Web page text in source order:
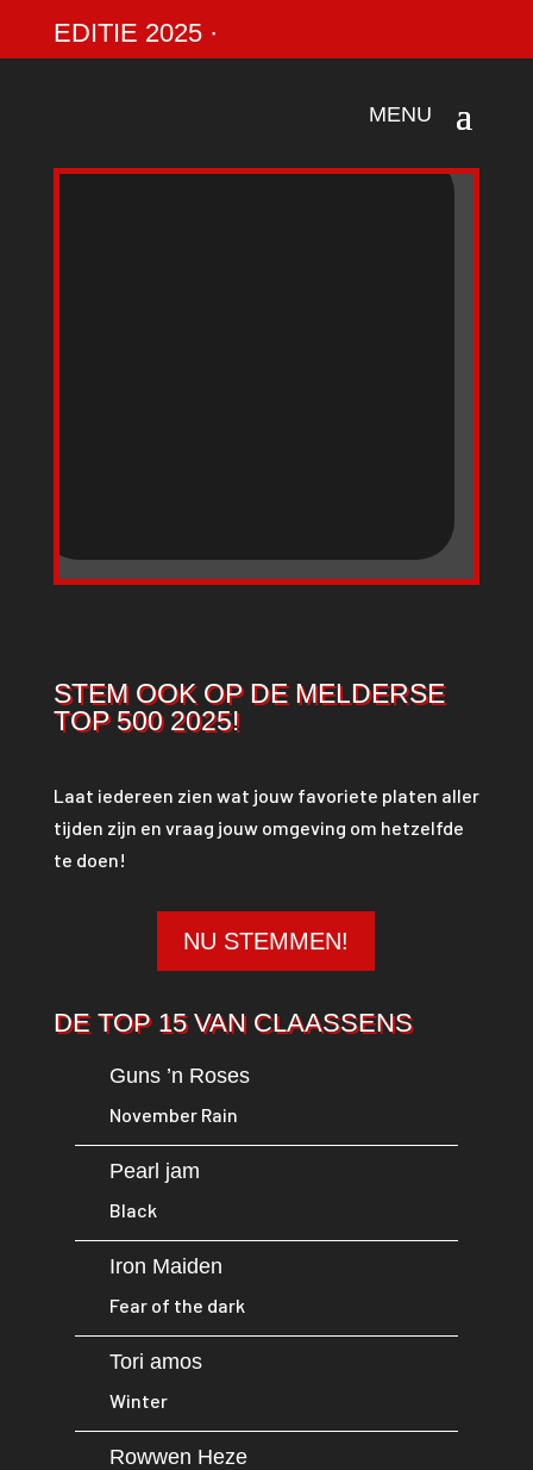
EDITIE 2025 ·
STEM OOK OP DE MELDERSE
TOP 500 2025!
Laat iedereen zien wat jouw favoriete platen aller
tijden zijn en vraag jouw omgeving om hetzelfde
te doen!
NU STEMMEN!
DE TOP 15 VAN CLAASSENS
Guns ’n Roses
November Rain
Pearl jam
Black
Iron Maiden
Fear of the dark
Tori amos
Winter
Rowwen Heze